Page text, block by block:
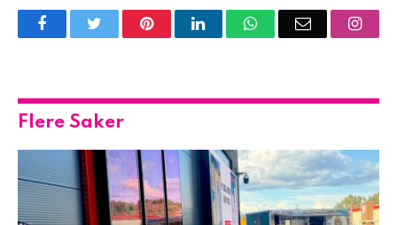
FacebookTwitter PinterestLinkedInWhatsAppEmail
Flere Saker